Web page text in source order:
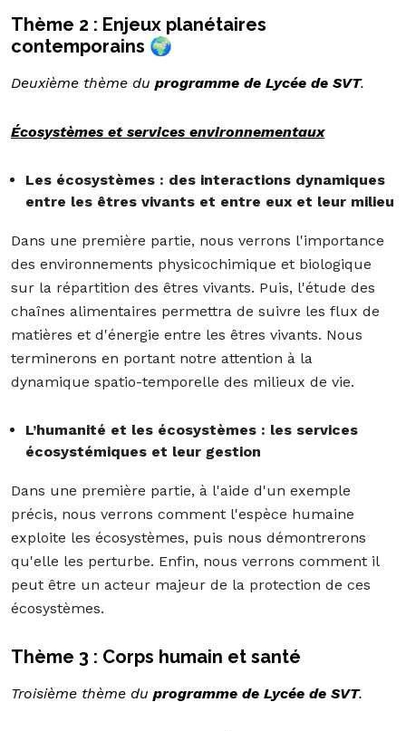
Thème 2 : Enjeux planétaires
contemporains 🌍
Deuxième thème du programme de Lycée de SVT.
Écosystèmes et services environnementaux
Les écosystèmes : des interactions dynamiques
entre les êtres vivants et entre eux et leur milieu
Dans une première partie, nous verrons l'importance
des environnements physicochimique et biologique
sur la répartition des êtres vivants. Puis, l'étude des
chaînes alimentaires permettra de suivre les flux de
matières et d'énergie entre les êtres vivants. Nous
terminerons en portant notre attention à la
dynamique spatio-temporelle des milieux de vie.
L’humanité et les écosystèmes : les services
écosystémiques et leur gestion
Dans une première partie, à l'aide d'un exemple
précis, nous verrons comment l'espèce humaine
exploite les écosystèmes, puis nous démontrerons
qu'elle les perturbe. Enfin, nous verrons comment il
peut être un acteur majeur de la protection de ces
écosystèmes.
Thème 3 : Corps humain et santé
Troisième thème du programme de Lycée de SVT.